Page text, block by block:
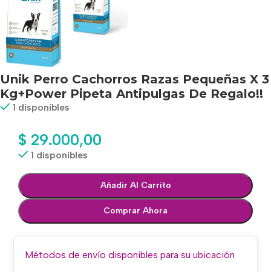
Unik Perro Cachorros Razas Pequeñas X 3
Kg+Power Pipeta Antipulgas De Regalo!!
1 disponibles
$ 29.000,00
1 disponibles
Añadir Al Carrito
Comprar Ahora
Métodos de envío disponibles para su ubicación